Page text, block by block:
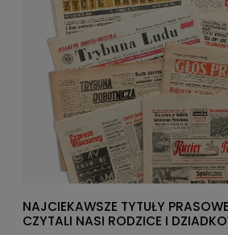
NAJCIEKAWSZE TYTUŁY
CZYTALI NASI RODZICE I